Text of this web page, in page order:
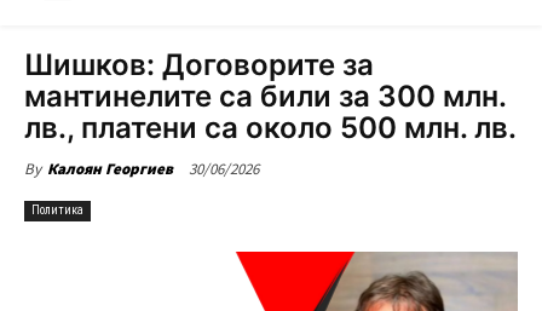
Шишков: Договорите за
мантинелите са били за 300 млн.
лв., платени са около 500 млн. лв.
By Калоян Георгиев 30/06/2026
Политика